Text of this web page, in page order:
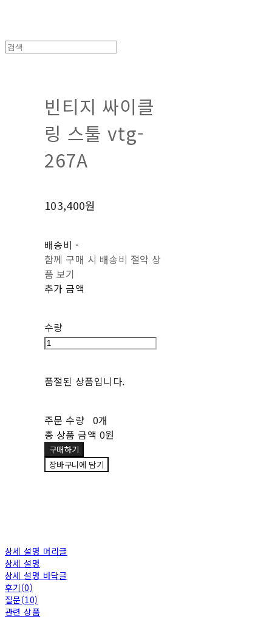
빈티지 싸이클
링 스툴 vtg-
267A
103,400원
배송비 -
함께 구매 시 배송비 절약 상
품 보기
추가 금액
수량
품절된 상품입니다.
주문 수량 0개
총 상품 금액 0원
구매하기
장바구니에 담기
상세 설명 머리글
상세 설명
상세 설명 바닥글
후기(0)
질문(10)
관련 상품